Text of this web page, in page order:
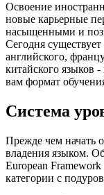
Освоение
новые карьерные
насыщенными и
Сегодня
английского,
китайского языков
вам формат
Система
Прежде чем начать
владения языком.
European
категории с